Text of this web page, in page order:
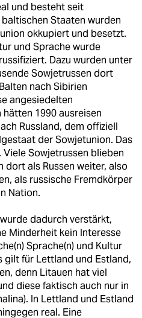
und besteht seit
Staaten wurden
okkupiert und besetzt.
und Sprache wurde
Dazu wurden unter
Sowjetrussen dort
nach Sibirien
angesiedelten
1990 ausreisen
Russland, dem offiziell
der Sowjetunion. Das
Sowjetrussen blieben
dort als Russen weiter, also
als russische Fremdkörper
Nation.
dadurch verstärkt,
Minderheit kein Interesse
Sprache(n) und Kultur
gilt für Lettland und Estland,
denn Litauen hat viel
diese faktisch auch nur in
In Lettland und Estland
real. Eine